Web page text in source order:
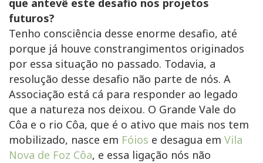
que antevê este desafio nos projetos
futuros?
Tenho consciência desse enorme desafio, até
porque já houve constrangimentos originados
por essa situação no passado. Todavia, a
resolução desse desafio não parte de nós. A
Associação está cá para responder ao legado
que a natureza nos deixou. O Grande Vale do
Côa e o rio Côa, que é o ativo que mais nos tem
mobilizado, nasce em Fóios e desagua em Vila
Nova de Foz Côa, e essa ligação nós não